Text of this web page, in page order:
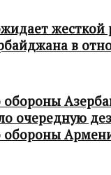
жесткой
в
обороны
очередную
обороны